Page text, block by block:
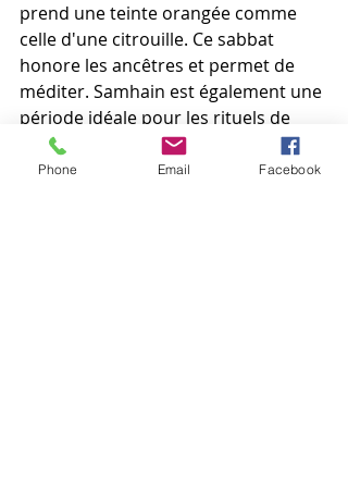
prend une teinte orangée comme
celle d'une citrouille. Ce sabbat
honore les ancêtres et permet de
méditer. Samhain est également une
période idéale pour les rituels de
protection et de bannissements des
mauvaises habitudes. Les travaux de
Phone Email Facebook